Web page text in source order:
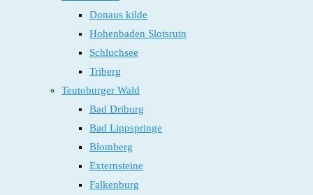
Donaus kilde
Hohenbaden Slotsruin
Schluchsee
Triberg
Teutoburger Wald
Bad Driburg
Bad Lippspringe
Blomberg
Externsteine
Falkenburg